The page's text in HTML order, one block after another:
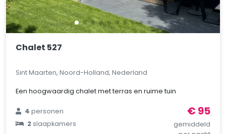
Chalet 527
Sint Maarten, Noord-Holland, Nederland
Een hoogwaardig chalet met terras en ruime tuin
4personen
2slaapkamers
€ 95
gemiddeld